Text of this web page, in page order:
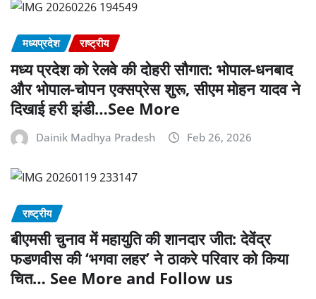
मध्यप्रदेश राष्ट्रीय
मध्य प्रदेश को रेलवे की दोहरी सौगात: भोपाल-धनबाद
और भोपाल-चोपन एक्सप्रेस शुरू, सीएम मोहन यादव ने
दिखाई हरी झंडी…See More
Dainik Madhya Pradesh Feb 26, 2026
राष्ट्रीय
बीएमसी चुनाव में महायुति की शानदार जीत: देवेंद्र
फडणवीस की ‘भगवा लहर’ ने ठाकरे परिवार को किया
चित… See More and Follow us